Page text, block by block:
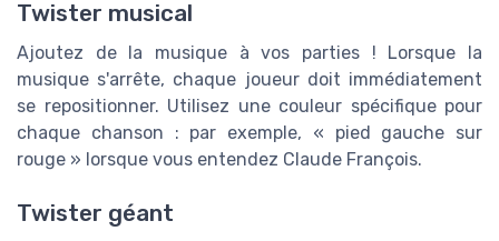
Twister musical
Ajoutez de la musique à vos parties ! Lorsque la
musique s'arrête, chaque joueur doit immédiatement
se repositionner. Utilisez une couleur spécifique pour
chaque chanson : par exemple, « pied gauche sur
rouge » lorsque vous entendez Claude François.
Twister géant